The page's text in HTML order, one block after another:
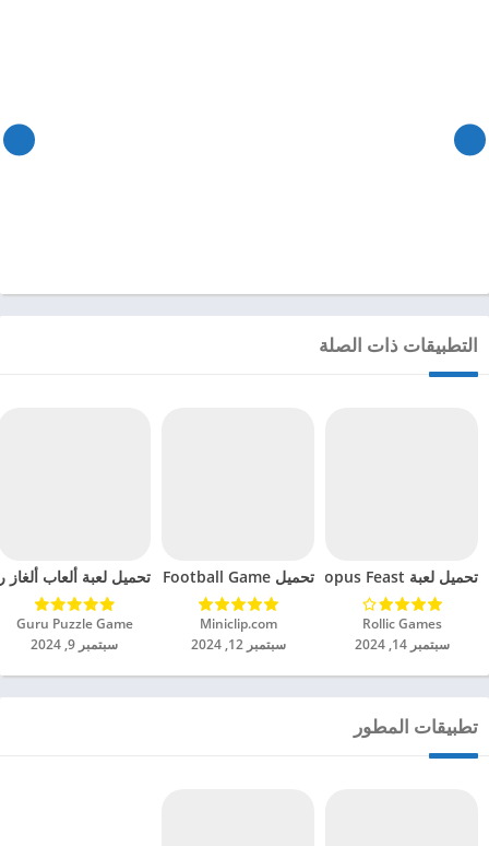
التطبيقات ذات الصلة
تحميل لعبة Octopus Feast مهكرة للاندرويد 2024
Rollic Games‏
سبتمبر 14, 2024
تحميل Soccer Hero PvP Football Game مهكرة للاندرويد 2024
Miniclip.com‏
سبتمبر 12, 2024
تحميل لعبة ألعاب ألغاز
Guru Puzzle Game‏
سبتمبر 9, 2024
تطبيقات المطور